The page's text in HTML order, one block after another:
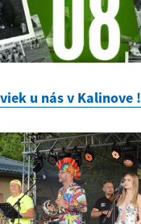
u nás v Kalinove !